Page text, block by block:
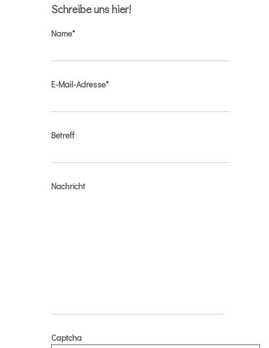
Schreibe uns hier!
Name*
E-Mail-Adresse*
Betreff
Nachricht
Captcha